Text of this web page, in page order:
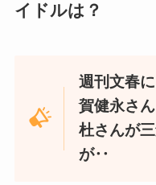
イドルは？
週刊文春
賀健永さ
杜さんが
が‥